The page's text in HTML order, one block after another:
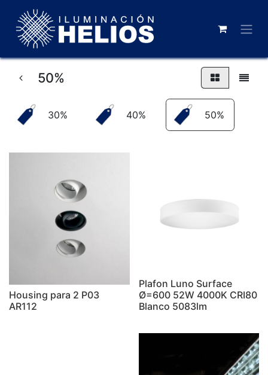
50%
30% 40% 50%
Housing para 2 P03
AR112
Plafon Luno Surface
Ø=600 52W 4000K CRI80
Blanco 5083lm